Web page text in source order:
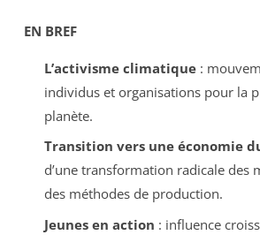
EN BREF
L’activisme climatique:
individus et organisations pour la
planète.
Transition vers une économie
d’une transformation radicale des
des méthodes de production.
Jeunes en action : influence